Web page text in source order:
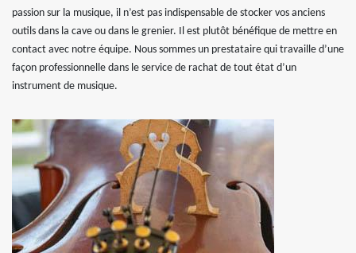
passion sur la musique, il n’est pas indispensable de stocker vos anciens
outils dans la cave ou dans le grenier. Il est plutôt bénéfique de mettre en
contact avec notre équipe. Nous sommes un prestataire qui travaille d’une
façon professionnelle dans le service de rachat de tout état d’un
instrument de musique.